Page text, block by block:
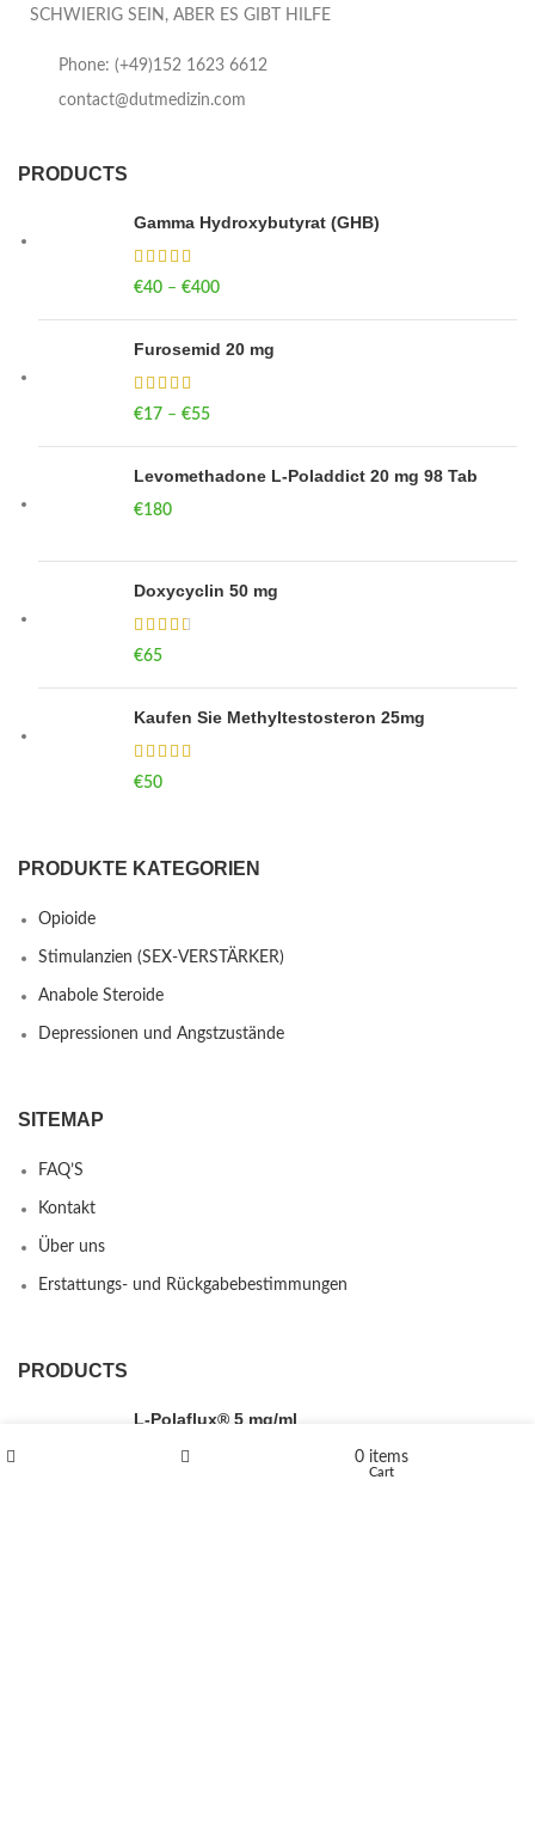
SCHWIERIG SEIN, ABER ES GIBT HILFE
Phone: (+49)152 1623 6612
contact@dutmedizin.com
PRODUCTS
Gamma Hydroxybutyrat (GHB)
€40 – €400
Furosemid 20 mg
€17 – €55
Levomethadone L-Poladdict 20 mg 98 Tab
€180
Doxycyclin 50 mg
€65
Kaufen Sie Methyltestosteron 25mg
€50
PRODUKTE KATEGORIEN
Opioide
Stimulanzien (SEX-VERSTÄRKER)
Anabole Steroide
Depressionen und Angstzustände
SITEMAP
FAQ’S
Kontakt
Über uns
Erstattungs- und Rückgabebestimmungen
PRODUCTS
L-Polaflux® 5 mg/ml
0 items
Cart